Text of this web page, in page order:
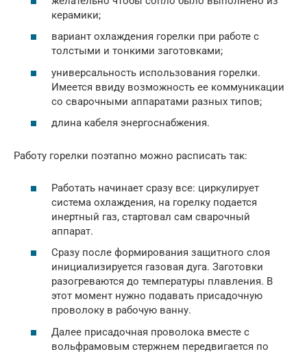
керамики;
вариант охлаждения горелки при работе с
толстыми и тонкими заготовками;
универсальность использования горелки.
Имеется ввиду возможность ее коммуникации
со сварочными аппаратами разных типов;
длина кабеля энергоснабжения.
Работу горелки поэтапно можно расписать так:
Работать начинает сразу все: циркулирует
система охлаждения, на горелку подается
инертный газ, стартовал сам сварочный
аппарат.
Сразу после формирования защитного слоя
инициализируется газовая дуга. Заготовки
разогреваются до температуры плавления. В
этот момент нужно подавать присадочную
проволоку в рабочую ванну.
Далее присадочная проволока вместе с
вольфрамовым стержнем передвигается по